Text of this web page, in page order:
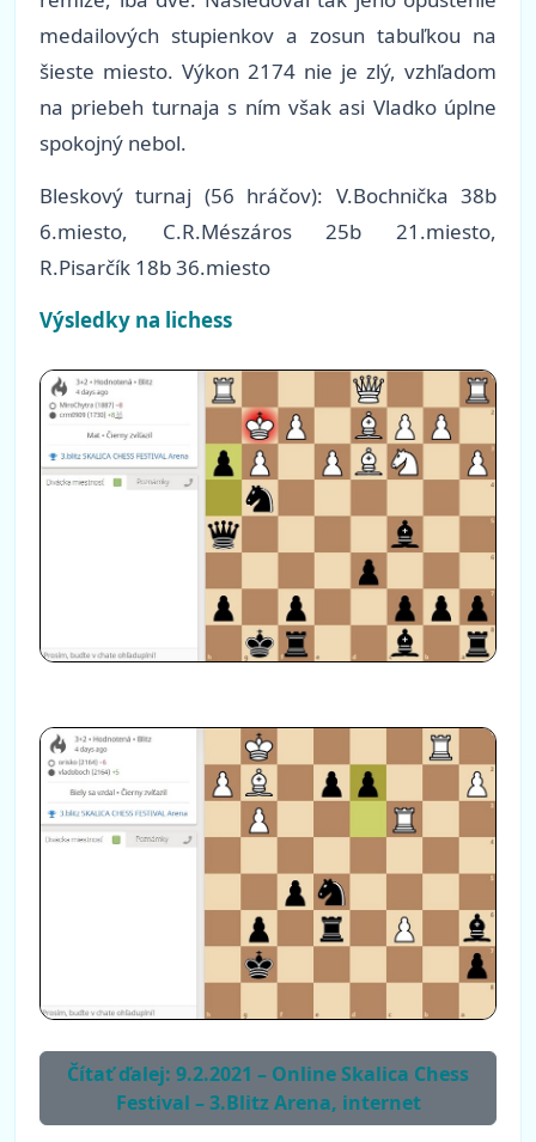
medailových stupienkov a zosun tabuľkou na
šieste miesto. Výkon 2174 nie je zlý, vzhľadom
na priebeh turnaja s ním však asi Vladko úplne
spokojný nebol.
Bleskový turnaj (56 hráčov): V.Bochnička 38b
6.miesto, C.R.Mészáros 25b 21.miesto,
R.Pisarčík 18b 36.miesto
Výsledky na lichess
Čítať ďalej: 9.2.2021 – Online Skalica Chess
Festival – 3.Blitz Arena, internet